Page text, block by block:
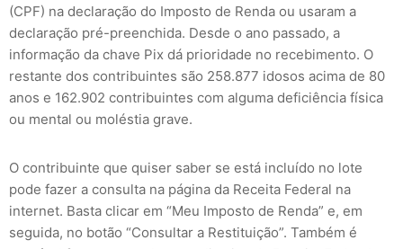
(CPF) na declaração do Imposto de Renda ou usaram a
declaração pré-preenchida. Desde o ano passado, a
informação da chave Pix dá prioridade no recebimento. O
restante dos contribuintes são 258.877 idosos acima de 80
anos e 162.902 contribuintes com alguma deficiência física
ou mental ou moléstia grave.
O contribuinte que quiser saber se está incluído no lote
pode fazer a consulta na página da Receita Federal na
internet. Basta clicar em “Meu Imposto de Renda” e, em
seguida, no botão “Consultar a Restituição”. Também é